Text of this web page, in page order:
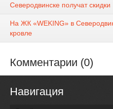
Северодвинске получат скидки
На ЖК «WEKING» в
кровле
Комментарии (0)
Навигация